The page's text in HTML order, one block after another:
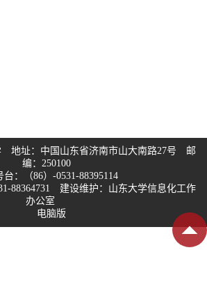
址：中国山东省济南市山大南路27号 邮
编：250100
台：（86）-0531-88395114
88364731 建设维护：山东大学信息化工作
办公室
电脑版